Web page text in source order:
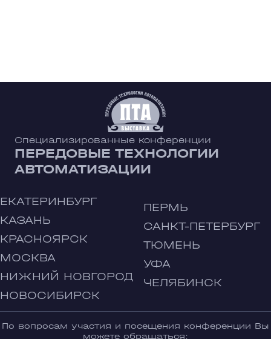
Специализированные конференции
ПЕРЕДОВЫЕ ТЕХНОЛОГИИ
АВТОМАТИЗАЦИИ
ЕКАТЕРИНБУРГ
КАЗАНЬ
КРАСНОЯРСК
МОСКВА
НИЖНИЙ НОВГОРОД
НОВОСИБИРСК
ПЕРМЬ
САНКТ-ПЕТЕРБУРГ
ТЮМЕНЬ
УФА
ЧЕЛЯБИНСК
По вопросам участия и посещения конференции Вы
можете обращаться: